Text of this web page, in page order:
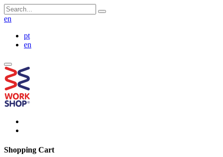
en
pt
en
Shopping Cart